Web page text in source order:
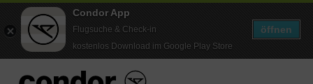
Condor App
Flugsuche & Check-in
kostenlos Download im Google Play Store
öffnen